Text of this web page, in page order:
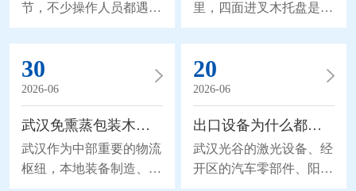
节，不少操作人员都遇到
过熏蒸包装木箱局部破损
的情况：箱体边角被叉车
剐蹭出裂缝，固定板材的
钢钉松动脱落，甚至侧面
的木板被磕出缺口。如果
直接把箱体送回工厂重新
熏蒸，不仅会耽误货物的
船期，还会产生额外的物
流和时间成本。掌握合规
里，四面进叉木托盘是很
多外贸货物常用的承载工
具。这类木质包装涉及跨
境检疫的相关要求，熏蒸
处理的合规要点，是外贸
相关从业者的核心讨论方
向。很多细节没有写在刻
板的通用说明里，都是从
业者在一次次通关实操里
慢慢沉淀下来的经验，能
30
2026-06
武汉免熏蒸包装木箱，钢带包边优化更适配长途运输
武汉作为中部重要的物流
枢纽，本地装备制造、电
子设备等产业的跨区域流
20
2026-06
出口设备为什么都认松木真空箱？三层结构缺一不可
武汉光谷的激光设备、经
开区的汽车零部件、阳逻
港发往海外的机电产品，